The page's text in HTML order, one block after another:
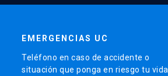
EMERGENCIAS UC
Teléfono en caso de accidente o
situación que ponga en riesgo tu vida